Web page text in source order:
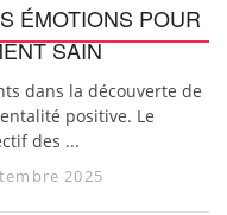
ÉMOTIONS POUR
SAIN
dans la découverte de
positive. Le
des ...
2025